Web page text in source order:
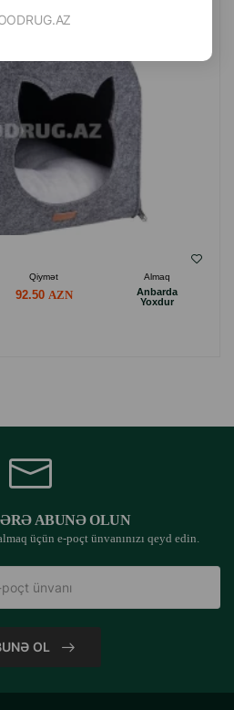
Qiymət
Almaq
92.50
Anbarda
Yoxdur
ABUNƏ OLUN
üçün e-poçt ünvanınızı qeyd edin.
OL